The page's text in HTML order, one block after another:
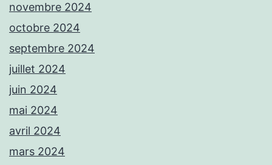
novembre 2024
octobre 2024
septembre 2024
juillet 2024
juin 2024
mai 2024
avril 2024
mars 2024